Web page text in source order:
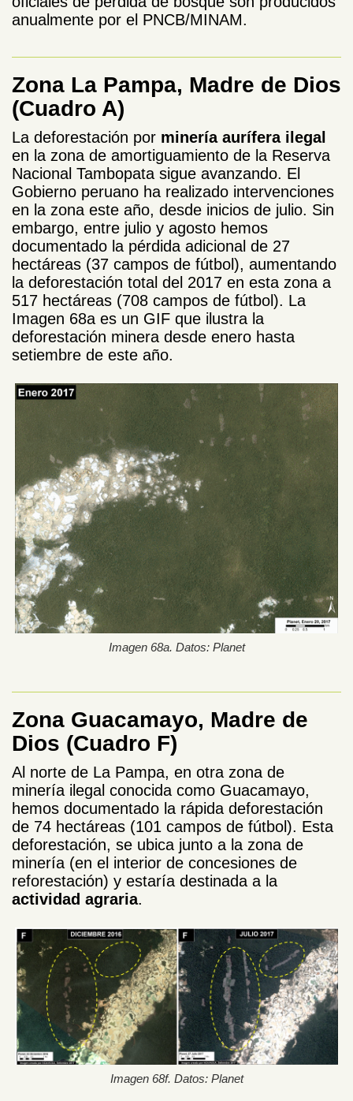
anualmente por el PNCB/MINAM.
Zona La Pampa, Madre de Dios
(Cuadro A)
La deforestación por minería aurífera ilegal
en la zona de amortiguamiento de la Reserva
Nacional Tambopata sigue avanzando. El
Gobierno peruano ha realizado intervenciones
en la zona este año, desde inicios de julio. Sin
embargo, entre julio y agosto hemos
documentado la pérdida adicional de 27
hectáreas (37 campos de fútbol), aumentando
la deforestación total del 2017 en esta zona a
517 hectáreas (708 campos de fútbol). La
Imagen 68a es un GIF que ilustra la
deforestación minera desde enero hasta
setiembre de este año.
Imagen 68a. Datos: Planet
Zona Guacamayo, Madre de
Dios (Cuadro F)
Al norte de La Pampa, en otra zona de
minería ilegal conocida como Guacamayo,
hemos documentado la rápida deforestación
de 74 hectáreas (101 campos de fútbol). Esta
deforestación, se ubica junto a la zona de
minería (en el interior de concesiones de
reforestación) y estaría destinada a la
actividad agraria.
Imagen 68f. Datos: Planet